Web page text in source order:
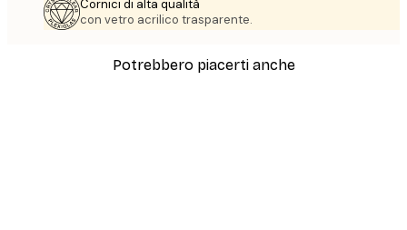
Cornici di alta qualità
con vetro acrilico trasparente.
Potrebbero piacerti anche